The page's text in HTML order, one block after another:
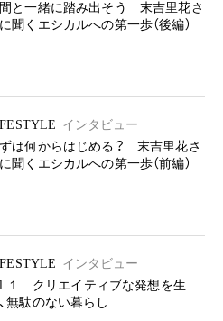
と一緒に踏み出そう 末吉里花さ
聞くエシカルへの第一歩（後編）
インタビュー
は何からはじめる？ 末吉里花さ
聞くエシカルへの第一歩（前編）
インタビュー
１ クリエイティブな発想を生
無駄のない暮らし